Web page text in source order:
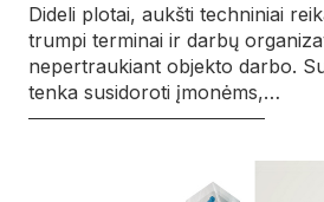
Dideli plotai, aukšti techniniai
trumpi terminai ir darbų
nepertraukiant objekto darbo.
tenka susidoroti įmonėms,…